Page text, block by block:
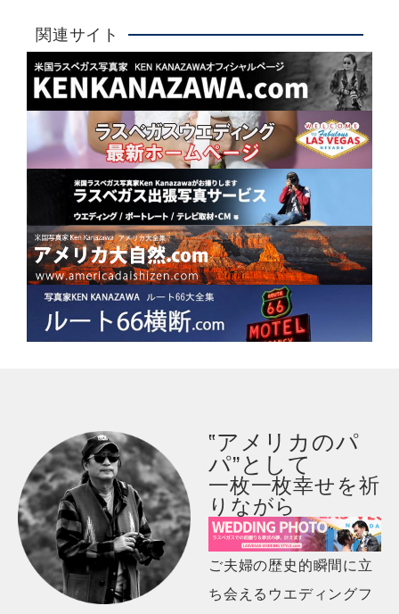
大人気！
関連サイト
‟アメリカのパ
パ”として
一枚一枚幸せを祈
りながら
ご夫婦の歴史的瞬間に立
ち会えるウエディングフ